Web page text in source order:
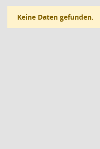
Keine Daten gefunden.